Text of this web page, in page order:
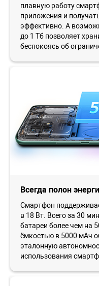
плавную работу
приложения и
эффективно. А
до 1 Тб позволяет
беспокоясь об
Всегда полон
Смартфон
в 18 Вт. Всего за 30
батареи более чем на
ёмкостью в 5000 мАч
эталонную
использования